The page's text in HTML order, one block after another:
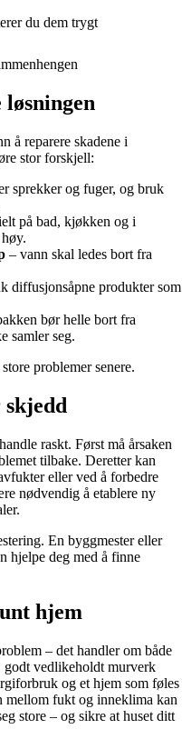
du dem trygt
løsningen
å reparere skadene i
stor forskjell:
sprekker og fuger, og bruk
på bad, kjøkken og i
– vann skal ledes bort fra
diffusjonsåpne produkter som
bør helle bort fra
samler seg.
problemer senere.
skjedd
raskt. Først må årsaken
tilbake. Deretter kan
eller ved å forbedre
nødvendig å etablere ny
En byggmester eller
hjelpe deg med å finne
hjem
– det handler om både
godt vedlikeholdt murverk
og et hjem som føles
mellom fukt og inneklima kan
store – og sikre at huset ditt